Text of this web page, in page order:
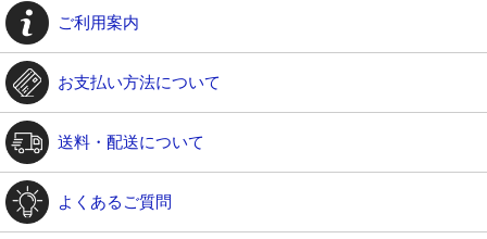
ご利用案内
お支払い方法について
送料・配送について
よくあるご質問